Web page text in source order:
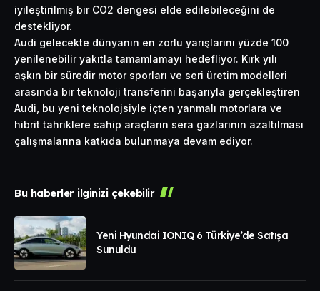
iyileştirilmiş bir CO2 dengesi elde edilebileceğini de
destekliyor.
Audi gelecekte dünyanın en zorlu yarışlarını yüzde 100
yenilenebilir yakıtla tamamlamayı hedefliyor. Kırk yılı
aşkın bir süredir motor sporları ve seri üretim modelleri
arasında bir teknoloji transferini başarıyla gerçekleştiren
Audi, bu yeni teknolojsiyle içten yanmalı motorlara ve
hibrit tahriklere sahip araçların sera gazlarının azaltılması
çalışmalarına katkıda bulunmaya devam ediyor.
Bu haberler ilginizi çekebilir
Yeni Hyundai IONIQ 6 Türkiye’de Satışa
Sunuldu